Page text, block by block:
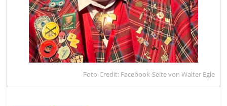
Foto-Credit: Facebook-Seite von Walter Egle